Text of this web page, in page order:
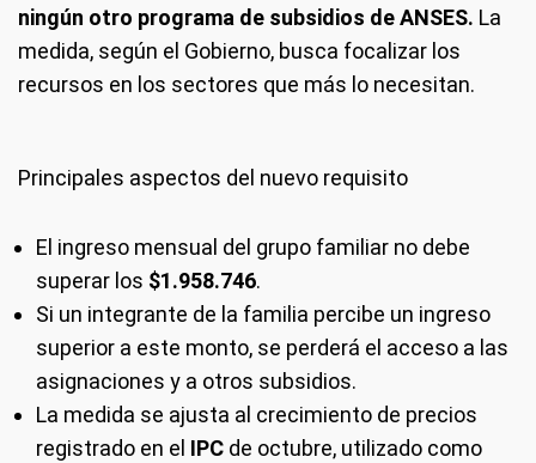
ningún otro programa de subsidios de ANSES. La
medida, según el Gobierno, busca focalizar los
recursos en los sectores que más lo necesitan.
Principales aspectos del nuevo requisito
El ingreso mensual del grupo familiar no debe
superar los $1.958.746.
Si un integrante de la familia percibe un ingreso
superior a este monto, se perderá el acceso a las
asignaciones y a otros subsidios.
La medida se ajusta al crecimiento de precios
registrado en el IPC de octubre, utilizado como